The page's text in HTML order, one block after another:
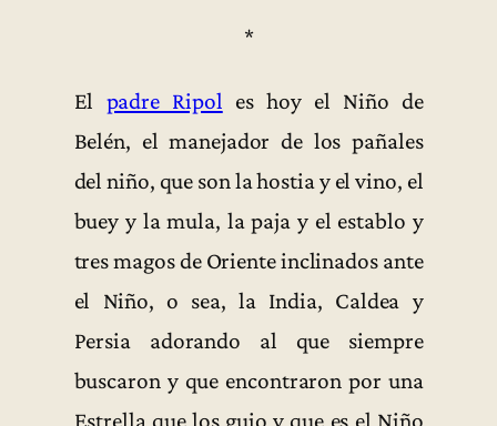
*
El padre Ripol es hoy el Niño de
Belén, el manejador de los pañales
del niño, que son la hostia y el vino, el
buey y la mula, la paja y el establo y
tres magos de Oriente inclinados ante
el Niño, o sea, la India, Caldea y
Persia adorando al que siempre
buscaron y que encontraron por una